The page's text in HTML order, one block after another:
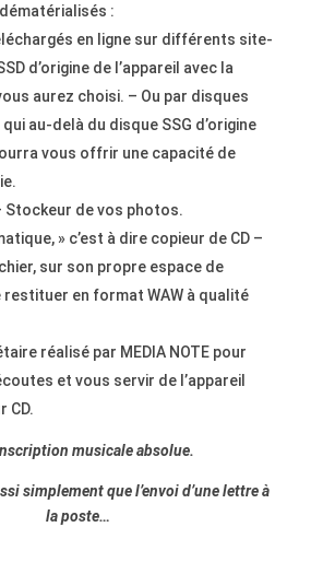
:
en ligne sur différents site-
d’origine de l’appareil avec la
aurez choisi. – Ou par disques
au-delà du disque SSG d’origine
vous offrir une capacité de
Stockeur de vos photos.
» c’est à dire copieur de CD –
sur son propre espace de
en format WAW à qualité
réalisé par MEDIA NOTE pour
et vous servir de l’appareil
CD.
musicale absolue.
simplement que l’envoi d’une lettre à
la poste…